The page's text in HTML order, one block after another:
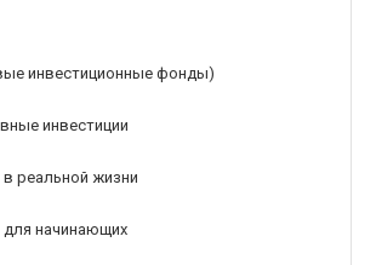
инвестиционные фонды)
инвестиции
реальной жизни
для начинающих